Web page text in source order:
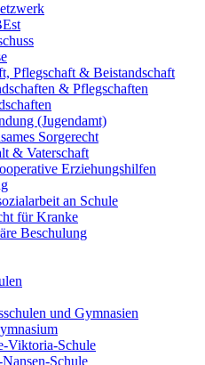
Pflegschaft & Beistandschaft
& Pflegschaften
(Jugendamt)
Sorgerecht
& Vaterschaft
Erziehungshilfen
an Schule
für Kranke
Beschulung
und Gymnasien
Viktoria-Schule
Schule